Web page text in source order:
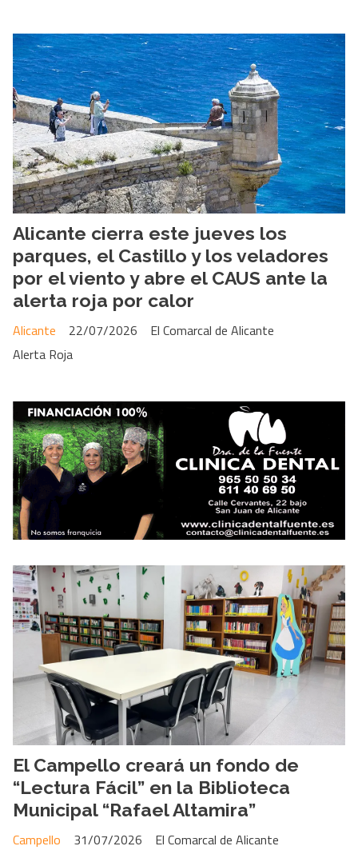
Alicante cierra este jueves los
parques, el Castillo y los veladores
por el viento y abre el CAUS ante la
alerta roja por calor
El Comarcal de Alicante
Alicante
22/07/2026
Alerta Roja
El Campello creará un fondo de
“Lectura Fácil” en la Biblioteca
Municipal “Rafael Altamira”
El Comarcal de Alicante
Campello
31/07/2026